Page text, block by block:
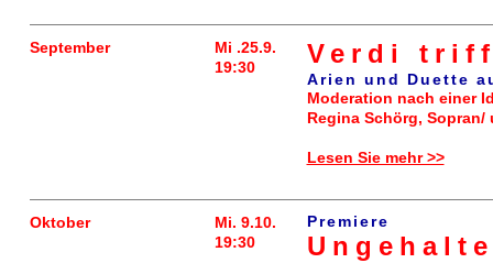
September
Mi .25.9.
19:30
Verdi
Arien und Duette
Moderation nach einer
Regina Schörg, Sopran/
Lesen Sie mehr >>
Oktober
Mi. 9.10.
19:30
Premiere